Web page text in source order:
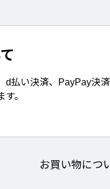
d払い決済、PayPay決
。
お買い物につ